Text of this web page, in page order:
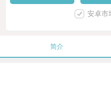
安卓市
简介